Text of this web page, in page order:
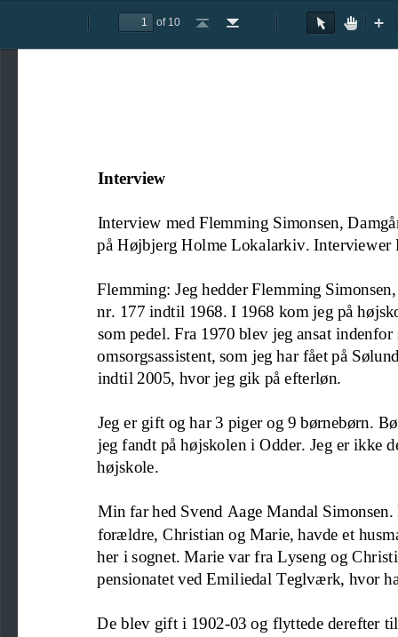
PreviousNext
of 10
Go
Go
Rotate
RotateText
Hand
Zoom
Interview
Interview med Flemming Simonsen
på Højbjerg Holme Lokalarkiv. Interviewer
Flemming: Jeg hedder Flemming
nr. 177 indtil 1968 . I 1968 kom jeg på
som pedel. Fra 1970 blev jeg ansat indenfor
omsorgsassistent, som jeg har fået på
indtil 2005, hvor jeg gik på efterløn.
Jeg er gift og har 3 piger og 9 børnebørn.
jeg fandt på højskolen i Odder. Jeg er ikke
højskole.
Min far hed Svend Aage Mandal
forældre, Christian og Marie, havde et
her i sognet. Marie var fra Lyseng og Christ
pensionatet ved Emiliedal Teglværk, hvor
De blev gift i 1902-03 og flyttede derefter